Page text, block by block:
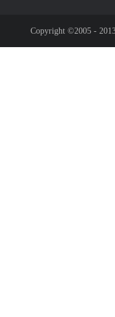
Copyright ©2005 -